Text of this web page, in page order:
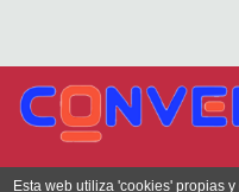
Esta web utiliza 'cookies' propias